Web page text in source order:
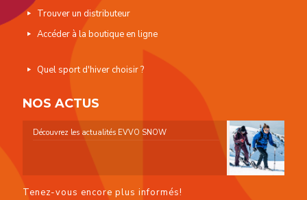
Trouver un distributeur
Accéder à la boutique en ligne
Quel sport d'hiver choisir ?
NOS ACTUS
Découvrez les actualités EVVO SNOW
Tenez-vous encore plus informés!